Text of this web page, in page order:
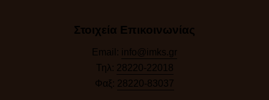
Στοιχεία Επικοινωνίας
Email: info@imks.gr
Τηλ: 28220-22018
Φαξ: 28220-83037